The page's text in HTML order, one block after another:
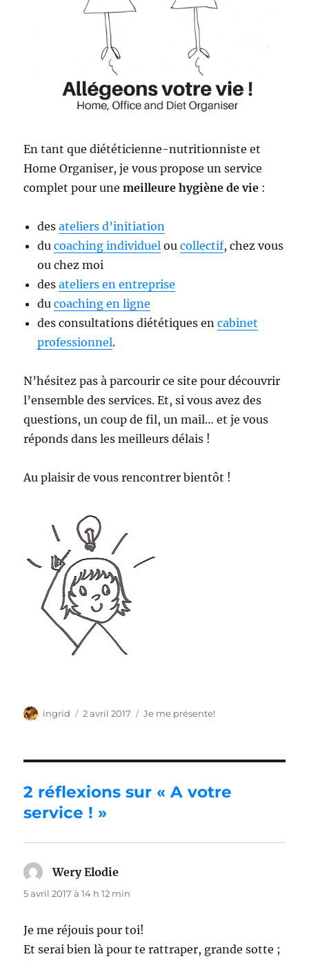
En tant que diététicienne-nutritionniste et
Home Organiser, je vous propose un service
complet pour unemeilleure hygiène de vie :
desateliers d’initiation
ducoaching individuel oucollectif, chez vous
ou chez moi
desateliers en entreprise
ducoaching en ligne
des consultations diététiques encabinet
professionnel.
N’hésitez pas à parcourir ce site pour découvrir
l’ensemble des services. Et, si vous avez des
questions, un coup de fil, un mail… et je vous
réponds dans les meilleurs délais !
Au plaisir de vous rencontrer bientôt !
Auteur
ingrid
Publié
2 avril 2017 Catégories
Je me présente!
2 réflexions sur « A votre
service ! »
Wery Elodie
5 avril 2017 à 14 h 12 min
Je me réjouis pour toi!
Et serai bien là pour te rattraper, grande sotte ;